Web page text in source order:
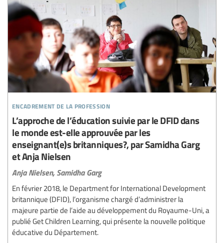
encadrement de la profession
L’approche de l’éducation suivie par le DFID dans
le monde est-elle approuvée par les
enseignant(e)s britanniques?, par Samidha Garg
et Anja Nielsen
Anja Nielsen, Samidha Garg
En février 2018, le Department for International Development
britannique (DFID), l’organisme chargé d’administrer la
majeure partie de l’aide au développement du Royaume-Uni, a
publié Get Children Learning, qui présente la nouvelle politique
éducative du Département.